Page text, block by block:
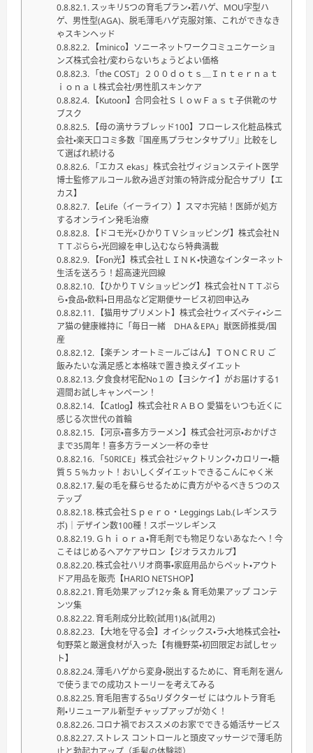
スッキリ5つの育毛プラン・若ハゲ、MOU字型ハ
ゲ、男性型(AGA)、脱毛薄毛ハゲ克服対策、これができなき
ゃスキンヘッド
【minico】ソニーネットワークコミュニケーショ
ンズ株式会社/変わらないちょうどよい価格
「the COST」２００ｄｏｔｓ＿Ｉｎｔｅｒｎａｔ
ｉｏｎａｌ株式会社/男性肌スキンケア
【Kutoon】合同会社ＳｌｏｗＦａｓｔ子供靴のサ
ブスク
【母の滴サラブレッド100】フローレス化粧品株式
会社・楽天口コミ多数『国産馬プラセンタサプリ』比較をし
て選ばれ続ける
「エカス ekas」株式会社ヴィジョンステイト医学
博士監修アルコール飲み過ぎ対策の特許成分配合サプリ【エ
カス】
【eLife（イーライフ）】スマホ完結！医師が処方
するオンライン発毛治療
【ドコモ光×ひかりＴＶショッピング】株式会社Ｎ
ＴＴぷらら・光回線を申し込むなら特典満載
【Fon光】株式会社ＬＩＮＫ・快適なインターネット
生活を送ろう！超高速光回線
【ひかりＴＶショッピング】株式会社ＮＴＴぷら
ら・食品・飲料・日用品など定期便サービス初回申込み
【猫用サプリメント】株式会社ウィズペティ・シニ
ア猫の健康維持に「毎日一緒 DHA＆EPA」獣医師推奨/国
産
【楽チン オートミールごはん】ＴＯＮＣＲＵ ご
飯みたいな満足感と本格味で置き換えダイエット
夕食食材宅配No１の【ヨシケイ】がお届けする1
週間お試しキャンペーン！
【Catlog】株式会社ＲＡＢＯ 愛猫をいつも近くに
感じる次世代の首輪
【河京・喜多方ラーメン】株式会社河京・おかげさ
まで35周年！喜多方ラーメン一杯の幸せ
「50RICE」株式会社ジャクトリンク・カロリー・糖
質５５%カット！おいしくダイエットできるこんにゃく米
髪の毛を蘇らせるために貴方がやるべき５つのス
テップ
株式会社Ｓｐｅｒｏ・Leggings Lab.(レギンスラ
ボ)｜デザイン数100種！スポーツレギンス
Ｇｈｉｏｒａ・育毛剤でも物足りないあなたへ！今
こそはじめるヘアケアサロン【ジオラスカルプ】
株式会社ハリオ商事・家庭用品からペット・アウト
ドア用品を販売【HARIO NETSHOP】
育毛効果アップ12ヶ条 & 育毛効果アップ コンテ
ンツ集
育毛剤成分比較(試用1)&(試用2)
【大地を守る会】オイシックス・ラ・大地株式会社・
旬野菜と厳選食材が入った【有機野菜・初回限定お試しセッ
ト】
薄毛ハゲから変身・脱出するために、育毛剤を選ん
で使うまでの成功ストーリーを考えてみる
育毛阻害する5αリダクターゼ にはウルトラ育毛
剤・リニューアル新型チャップアップが効く！
コロナ禍でおススメのお家でできる婚活サービス
ストレス コントロールと頭皮マッサージで薄毛防